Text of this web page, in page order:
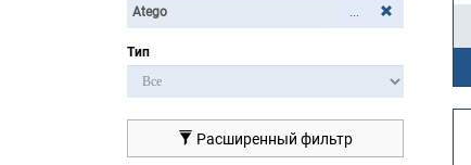
...
Тип
Расширенный фильтр